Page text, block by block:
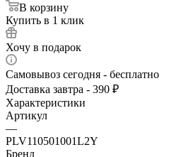
В корзину
Купить в 1 клик
Хочу в подарок
Самовывоз сегодня - бесплатно
Доставка завтра - 390 ₽
Характеристики
Артикул
—
PLV110501001L2Y
Бренд